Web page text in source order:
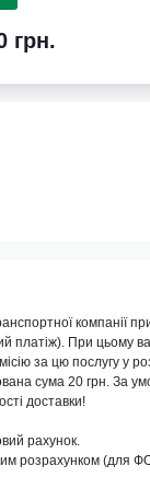
грн.
компанії
платіж). При цьому
за цю послугу у
сума 20 грн. За
доставки!
рахунок.
розрахунком (для